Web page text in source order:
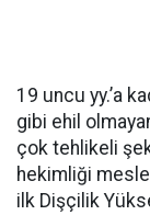
19 uncu yy.’a
gibi ehil
çok tehlikeli
hekimliği
ilk Dişçilik